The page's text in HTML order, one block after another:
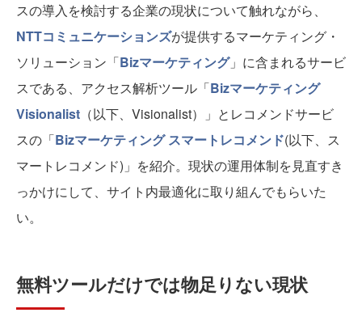
スの導入を検討する企業の現状について触れながら、
NTTコミュニケーションズが提供するマーケティング・
ソリューション「Bizマーケティング」に含まれるサービ
スである、アクセス解析ツール「Bizマーケティング
Visionalist （以下、Visionalist）」とレコメンドサービ
スの「Bizマーケティング スマートレコメンド(以下、ス
マートレコメンド)」を紹介。現状の運用体制を見直すき
っかけにして、サイト内最適化に取り組んでもらいた
い。
無料ツールだけでは物足りない現状